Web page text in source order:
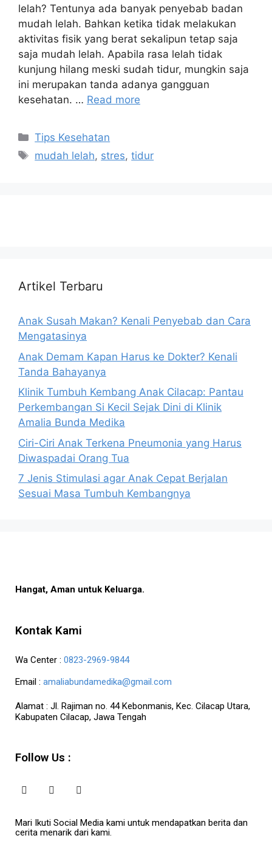
lelah? Tentunya ada banyak penyebab badan
mudah lelah. Bahkan ketika tidak melakukan
aktivitas fisik yang berat sekalipun tetap saja
saja mudah lelah. Apabila rasa lelah tidak
kunjung hilang meski sudah tidur, mungkin saja
ini merupakan tanda adanya gangguan
kesehatan. … Read more
Tips Kesehatan
mudah lelah, stres,tidur
Artikel Terbaru
Anak Susah Makan? Kenali Penyebab dan Cara
Mengatasinya
Anak Demam Kapan Harus ke Dokter? Kenali
Tanda Bahayanya
Klinik Tumbuh Kembang Anak Cilacap: Pantau
Perkembangan Si Kecil Sejak Dini di Klinik
Amalia Bunda Medika
Ciri-Ciri Anak Terkena Pneumonia yang Harus
Diwaspadai Orang Tua
7 Jenis Stimulasi agar Anak Cepat Berjalan
Sesuai Masa Tumbuh Kembangnya
Hangat, Aman untuk Keluarga.
Kontak Kami
Wa Center : 0823-2969-9844
Email : amaliabundamedika@gmail.com
Alamat : Jl. Rajiman no. 44 Kebonmanis, Kec. Cilacap Utara,
Kabupaten Cilacap, Jawa Tengah
Follow Us :
Mari Ikuti Social Media kami untuk mendapatkan berita dan
cerita menarik dari kami.